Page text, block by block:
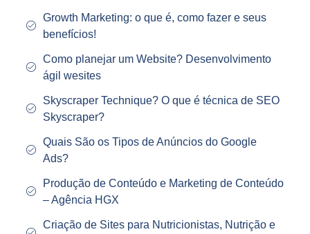
Growth Marketing: o que é, como fazer e seus
benefícios!
Como planejar um Website? Desenvolvimento
ágil wesites
Skyscraper Technique? O que é técnica de SEO
Skyscraper?
Quais São os Tipos de Anúncios do Google
Ads?
Produção de Conteúdo e Marketing de Conteúdo
– Agência HGX
Criação de Sites para Nutricionistas, Nutrição e